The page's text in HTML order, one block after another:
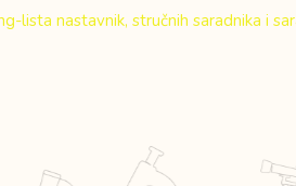
lista nastavnik, stručnih saradnika i